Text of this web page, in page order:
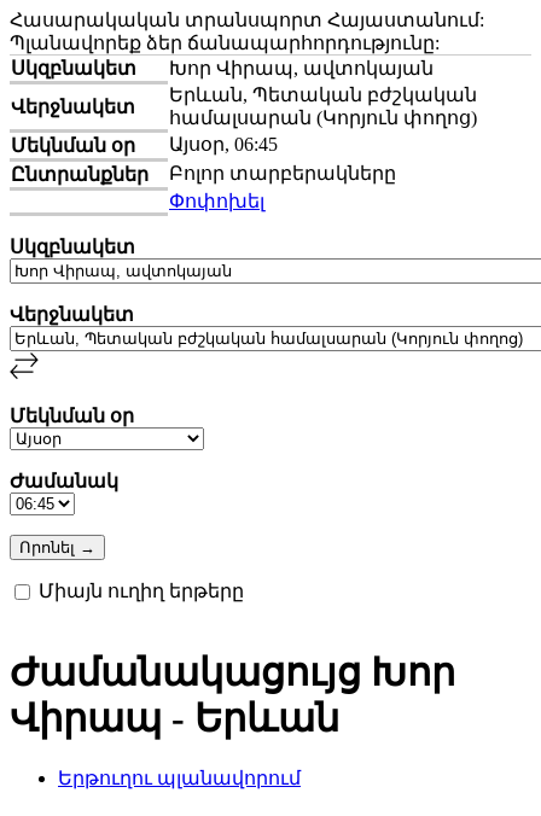
Հասարակական տրանսպորտ Հայաստանում:
Պլանավորեք ձեր ճանապարհորդությունը:
Սկզբնակետ
Խոր Վիրապ, ավտոկայան
Վերջնակետ
Երևան, Պետական բժշկական
համալսարան (Կորյուն փողոց)
Մեկնման օր
Այսօր, 06:45
Ընտրանքներ
Բոլոր տարբերակները
Փոփոխել
Սկզբնակետ
Վերջնակետ
Մեկնման օր
Ժամանակ
Միայն ուղիղ երթերը
Ժամանակացույց Խոր
Վիրապ - Երևան
Երթուղու պլանավորում